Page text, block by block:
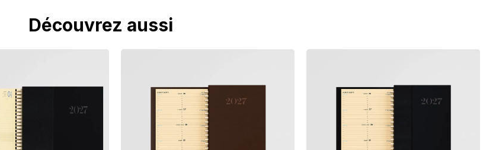
Découvrez aussi